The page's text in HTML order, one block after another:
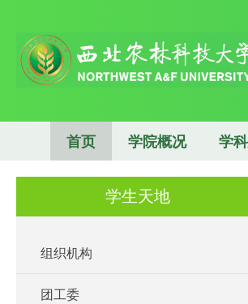
首页 学院概况 学
学生天地
组织机构
团工委